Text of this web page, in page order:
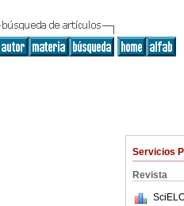
Servicios
Revista